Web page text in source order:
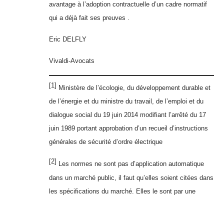
avantage à l’adoption contractuelle d’un cadre normatif
qui a déjà fait ses preuves .
Eric DELFLY
Vivaldi-Avocats
[1] Ministère de l’écologie, du développement durable et
de l’énergie et du ministre du travail, de l’emploi et du
dialogue social du 19 juin 2014 modifiant l’arrêté du 17
juin 1989 portant approbation d’un recueil d’instructions
générales de sécurité d’ordre électrique
[2] Les normes ne sont pas d’application automatique
dans un marché public, il faut qu’elles soient citées dans
les spécifications du marché. Elles le sont par une